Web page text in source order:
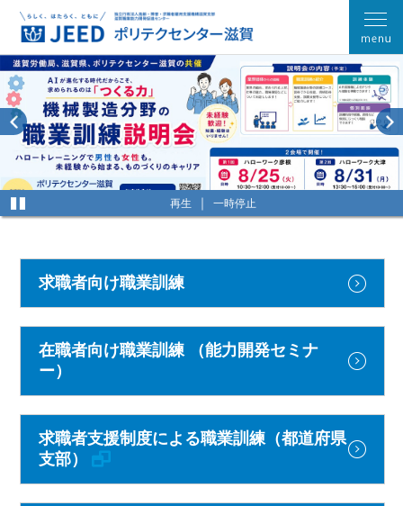
再生 一時停止
求職者向け職業訓練
在職者向け職業訓練（能力開発セミナ
ー）
求職者支援制度による職業訓練（都道府県
支部）